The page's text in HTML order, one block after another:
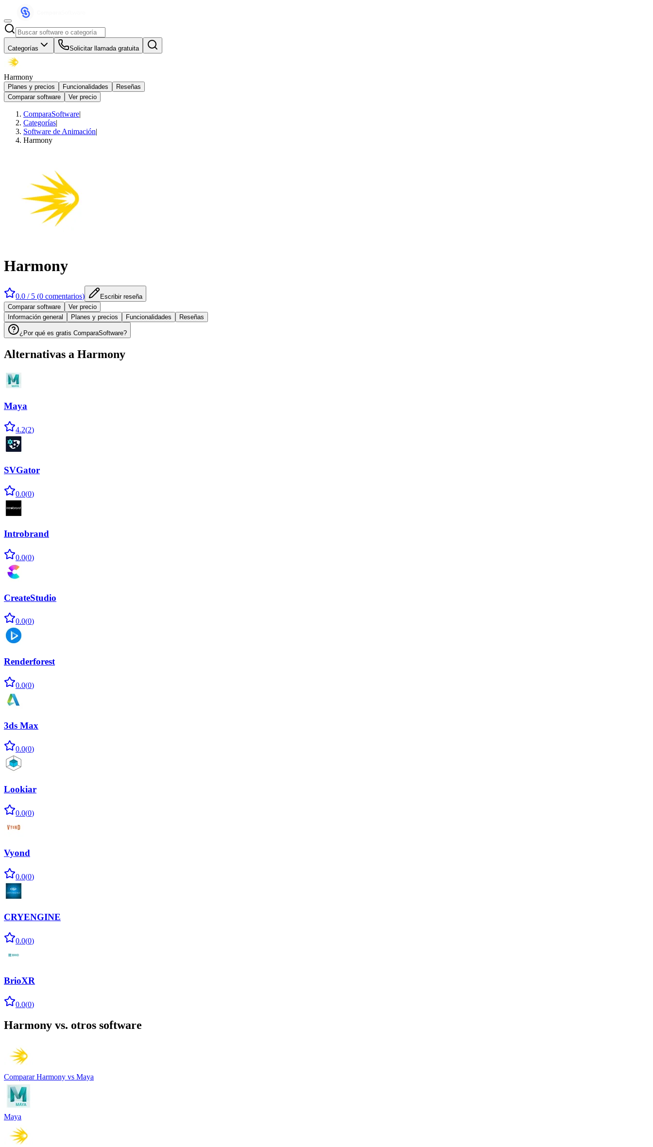
Categorías Solicitar llamada gratuita
Harmony
Planes y precios Funcionalidades
Reseñas
Comparar software
Ver precio
ComparaSoftware|
Categorías|
Software de Animación|
Harmony
Harmony
0.0 / 5 (0 comentarios)
Escribir reseña
Comparar software
Ver precio
Información general
Planes y precios Funcionalidades Reseñas
¿Por qué es gratis ComparaSoftware?
Alternativas a Harmony
Maya
4.2(2)
SVGator
0.0(0)
Introbrand
0.0(0)
CreateStudio
0.0(0)
Renderforest
0.0(0)
3ds Max
0.0(0)
Lookiar
0.0(0)
Vyond
0.0(0)
CRYENGINE
0.0(0)
BrioXR
0.0(0)
Harmony vs. otros software
Comparar Harmony vs Maya
Maya